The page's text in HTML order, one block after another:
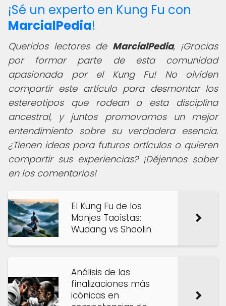
¡Sé un experto en Kung Fu con
MarcialPedia!
Queridos lectores de MarcialPedia, ¡Gracias
por formar parte de esta comunidad
apasionada por el Kung Fu! No olviden
compartir este artículo para desmontar los
estereotipos que rodean a esta disciplina
ancestral, y juntos promovamos un mejor
entendimiento sobre su verdadera esencia.
¿Tienen ideas para futuros artículos o quieren
compartir sus experiencias? ¡Déjennos saber
en los comentarios!
El Kung Fu de los
Monjes Taoístas:
Wudang vs Shaolin
Análisis de las
finalizaciones más
icónicas en